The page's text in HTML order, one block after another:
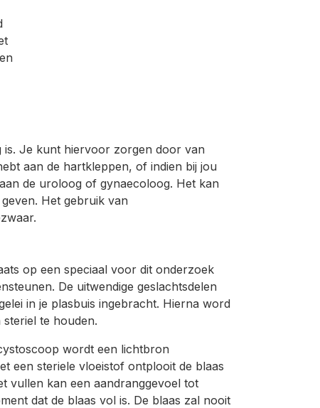
is. Je kunt hiervoor zorgen door van
aan de hartkleppen, of indien bij jou
de uroloog of gynaecoloog. Het kan
Het gebruik van
op een speciaal voor dit onderzoek
De uitwendige geslachtsdelen
in je plasbuis ingebracht. Hierna word
te houden.
wordt een lichtbron
een steriele vloeistof ontplooit de blaas
vullen kan een aandranggevoel tot
dat de blaas vol is. De blaas zal nooit